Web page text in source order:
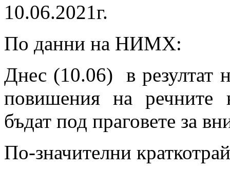
10.06.2021г.
По данни на НИМХ:
Днес (10.06) в резултат
повишения на речните
бъдат под праговете за
По-значителни